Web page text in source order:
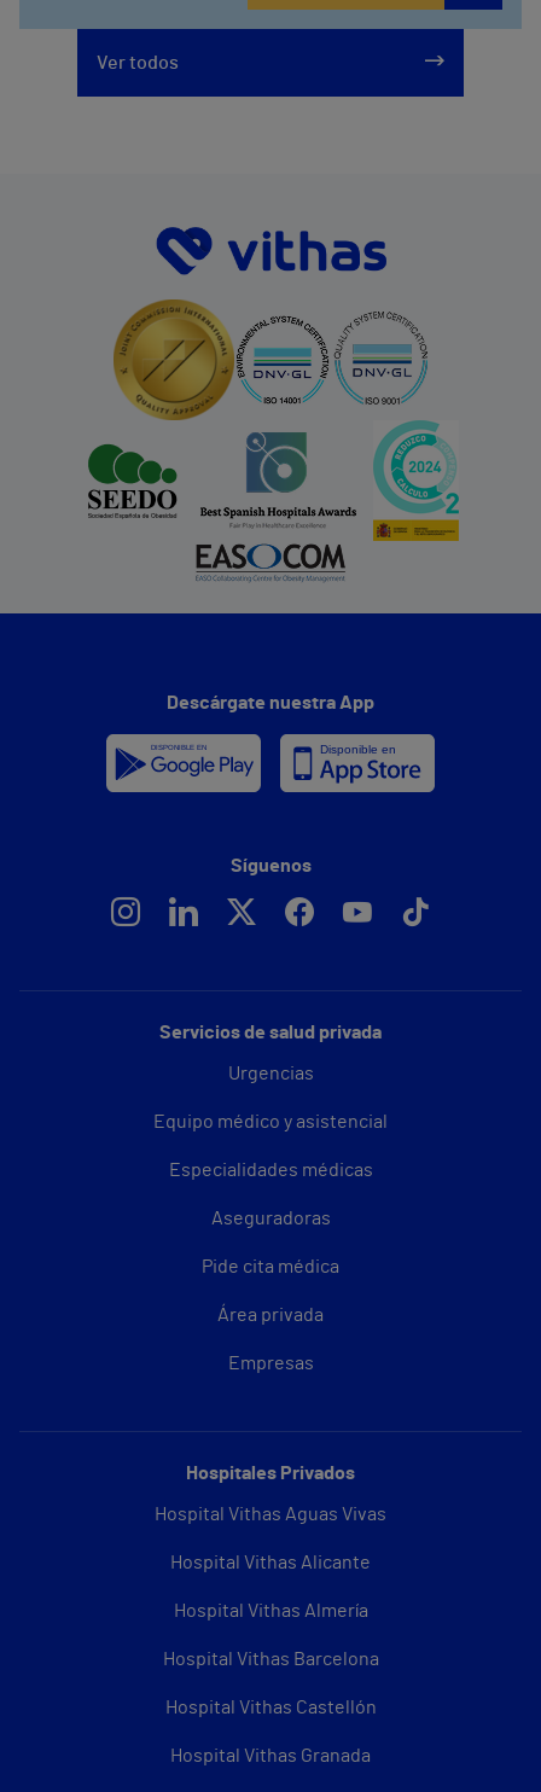
Ver todos
Servicios de salud privada
Urgencias
Equipo médico y asistencial
Especialidades médicas
Aseguradoras
Pide cita médica
Área privada
Empresas
Hospitales Privados
Hospital Vithas Aguas Vivas
Hospital Vithas Alicante
Hospital Vithas Almería
Hospital Vithas Barcelona
Hospital Vithas Castellón
Hospital Vithas Granada
Descárgate nuestra App
Síguenos